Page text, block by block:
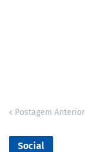
Postagem Anterior
Social